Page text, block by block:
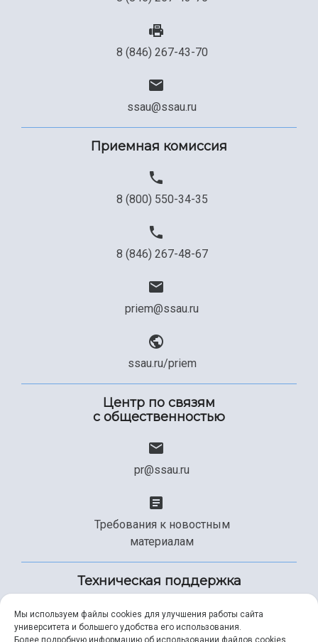
8 (846) 267-43-70
ssau@ssau.ru
Приемная комиссия
8 (800) 550-34-35
8 (846) 267-48-67
priem@ssau.ru
ssau.ru/priem
Центр по связям
с общественностью
pr@ssau.ru
Требования к новостным
материалам
Техническая поддержка
+7 (846) 267-49-99
Мы используем файлы cookies для улучшения работы сайта
университета и большего удобства его использования.
Более подробную информацию об использовании файлов cookies